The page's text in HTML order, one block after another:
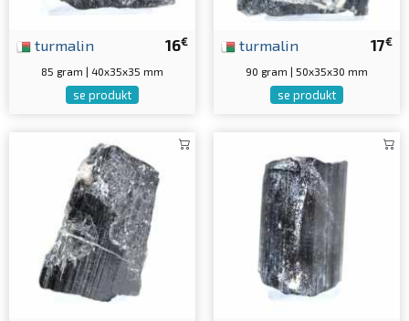
16€
turmalin
85 gram | 40x35x35 mm
se produkt
17€
turmalin
90 gram | 50x35x30 mm
se produkt